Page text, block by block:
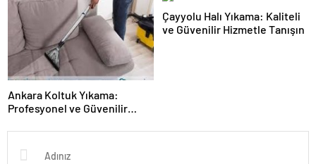
Ankara Koltuk Yıkama:
Profesyonel ve Güvenilir
Çayyolu Halı Yıkama: Kaliteli
ve Güvenilir Hizmetle Tanışın